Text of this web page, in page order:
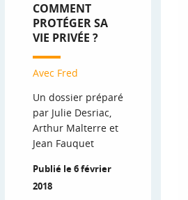
COMMENT
PROTÉGER SA
VIE PRIVÉE ?
Avec Fred
Un dossier préparé
par Julie Desriac,
Arthur Malterre et
Jean Fauquet
Publié le 6 février
2018